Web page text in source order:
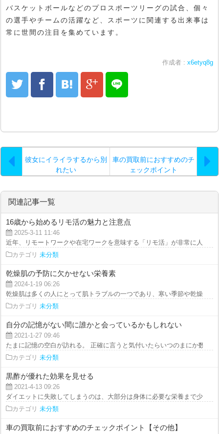
バスケットボールなどのプロスポーツリーグの試合、個々
の選手やチームの活躍など、スポーツに関連する出来事は
常に世間の注目を集めています。
作成者 : x6etyq8g
彼女にイライラするから別
れたい
車の買取前におすすめのチ
ェックポイント
関連記事一覧
16歳から始めるリモ活の魅力と注意点
2025-3-11 11:46
近年、リモートワークや在宅ワークを意味する「リモ活」が非常に人気と
カテゴリ 未分類
乾燥肌の予防に欠かせない栄養素
2024-1-19 06:26
乾燥肌は多くの人にとって肌トラブルの一つであり、寒い季節や乾燥した
カテゴリ 未分類
自分の記憶がない間に誰かと会っているかもしれない
2021-1-27 09:46
たまに記憶の空白が訪れる。 正確に言うと気付いたらいつのまにか数時
カテゴリ 未分類
黒酢が優れた効果を見せる
2021-4-13 09:26
ダイエットに失敗してしまうのは、大部分は身体に必要な栄養まで少なく
カテゴリ 未分類
車の買取前におすすめのチェックポイント【その他】